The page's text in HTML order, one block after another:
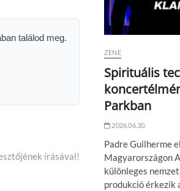
találod meg.
írásával!
ZENE
Spirituális
Parkban
2026.06.30.
Padre Guilherme
Magyarországon
különleges
produkció érkezik